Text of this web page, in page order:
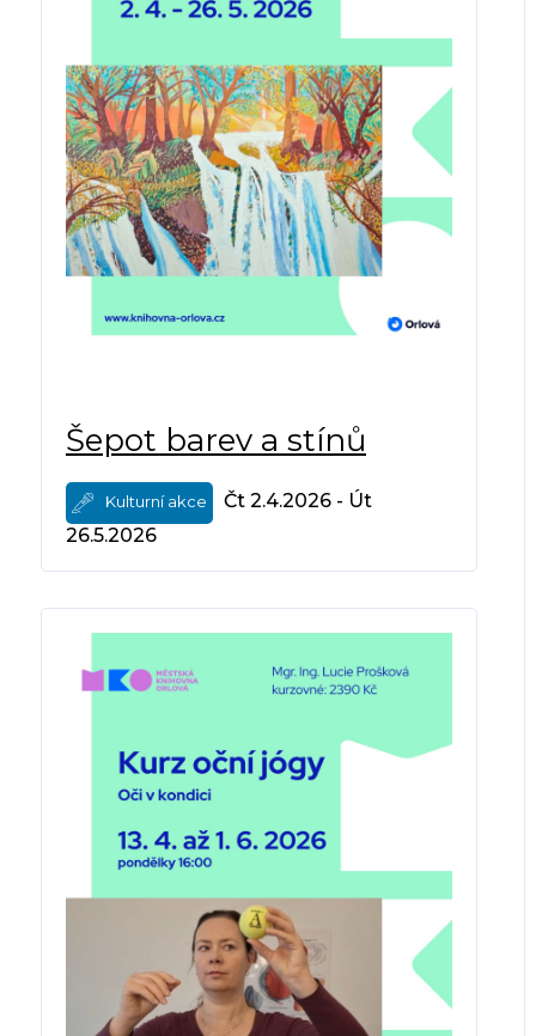
Šepot barev a stínů
Kulturní akce
Čt 2.4.2026 - Út
26.5.2026